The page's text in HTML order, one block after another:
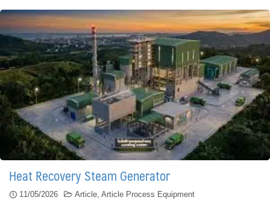
Heat Recovery Steam Generator
11/05/2026 Article, Article Process Equipment